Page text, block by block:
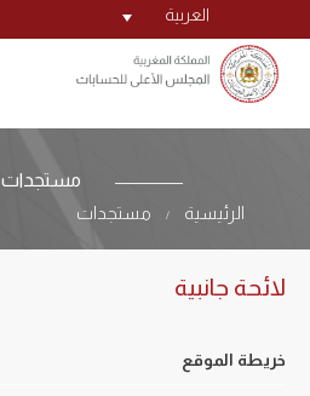
العربية
مستجدات
الرئيسية
/ مستجدات
لائحة جانبية
خريطة الموقع